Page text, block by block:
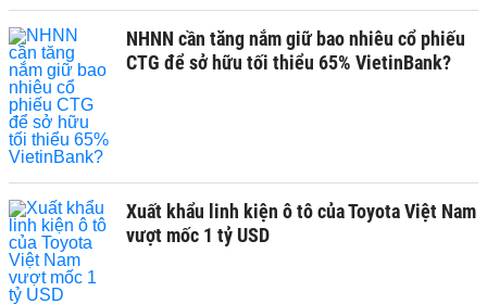
NHNN cần tăng nắm giữ bao nhiêu cổ phiếu
CTG để sở hữu tối thiểu 65% VietinBank?
Xuất khẩu linh kiện ô tô của Toyota Việt Nam
vượt mốc 1 tỷ USD